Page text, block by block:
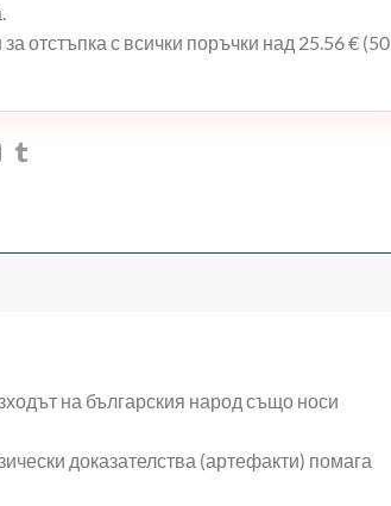
отстъпка с всички поръчки над 25.56 € (50
на българския народ също носи
доказателства (артефакти) помага